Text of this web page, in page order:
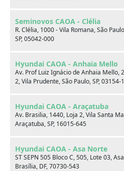
Seminovos CAOA - Clélia
R. Clélia, 1000 - Vila Romana, São
SP, 05042-000
Hyundai CAOA - Anhaia Mello
Av. Prof Luiz Ignácio de Anhaia Mello,
2, Vila Prudente, São Paulo, SP, 03154-
Hyundai CAOA - Araçatuba
Av. Brasilia, 1440, Loja 2, Vila Santa
Araçatuba, SP, 16015-645
Hyundai CAOA - Asa Norte
ST SEPN 505 Bloco C, 505, Lote 03,
Brasília, DF, 70730-543
RESERVAMOS NO DIREITO DE
DE PREÇO SEM AVISO PRÉVIA
Você pode gostar